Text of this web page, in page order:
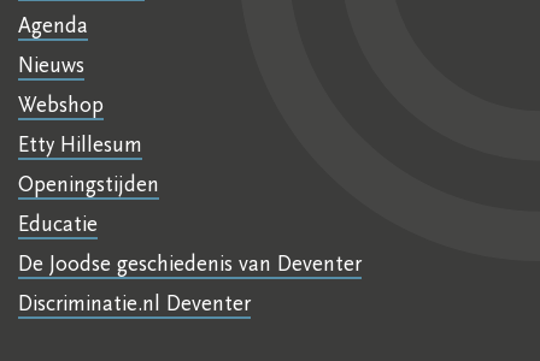
Agenda
Nieuws
Webshop
Etty Hillesum
Openingstijden
Educatie
De Joodse geschiedenis van Deventer
Discriminatie.nl Deventer